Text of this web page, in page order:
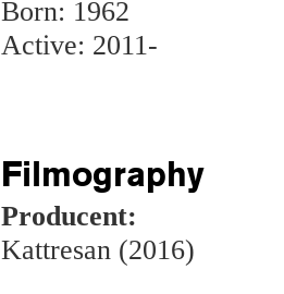
Born: 1962
Active: 2011-
Filmography
Producent:
Kattresan (2016)